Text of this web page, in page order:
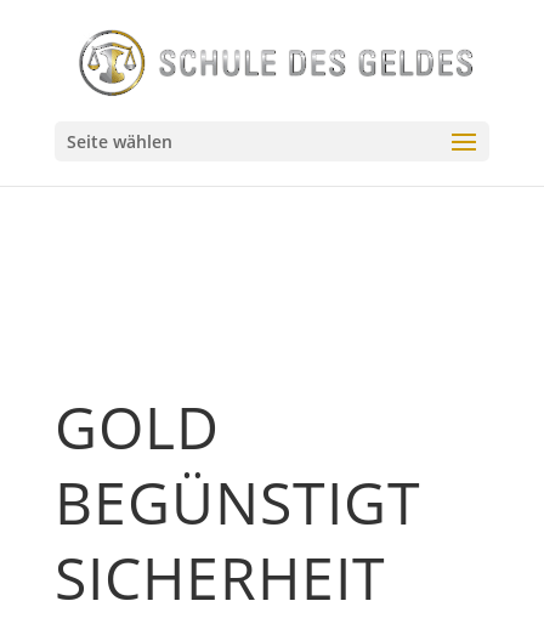
by user10201522, modified by community. See post
'Timeline' for change history // Retrieved 2026-07-23,
Seite wählen
GOLD
BEGÜNSTIGT
SICHERHEIT